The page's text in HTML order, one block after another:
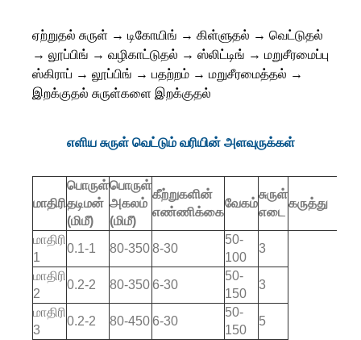
ஏற்றுதல் சுருள் → டிகோயிங் → கிள்ளுதல் → வெட்டுதல்
→ லூப்பிங் → வழிகாட்டுதல் → ஸ்லிட்டிங் → மறுசீரமைப்பு
ஸ்கிராப் → லூப்பிங் → பதற்றம் → மறுசீரமைத்தல் →
இறக்குதல் சுருள்களை இறக்குதல்
எளிய சுருள் வெட்டும் வரியின் அளவுருக்கள்
மாதிரி
பொருள்
தடிமன்
(மிமீ)
பொருள்
அகலம்
(மிமீ)
கீற்றுகளின்
எண்ணிக்கை
வேகம்
சுருள்
எடை
கருத்து
மாதிரி
1
0.1-1 80-3508-30
50-
100
3
மாதிரி
2
0.2-2 80-3506-30
50-
150
3
மாதிரி
3
0.2-2 80-4506-30
50-
150
5